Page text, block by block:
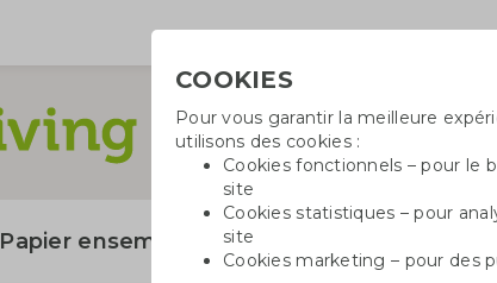
Papier ensemencé Sacs en coton
COOKIES
Pour vous garantir la meilleure
utilisons des cookies :
Cookies fonctionnels – pour le
site
Cookies statistiques – pour
site
Cookies marketing – pour des